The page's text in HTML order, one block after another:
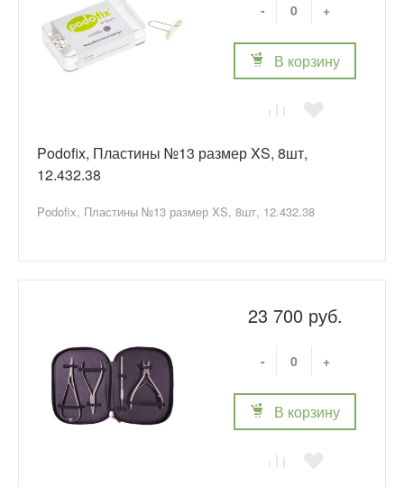
- +
В корзину
Podofix, Пластины №13 размер XS, 8шт,
12.432.38
Podofix, Пластины №13 размер XS, 8шт, 12.432.38
23 700 руб.
- +
В корзину